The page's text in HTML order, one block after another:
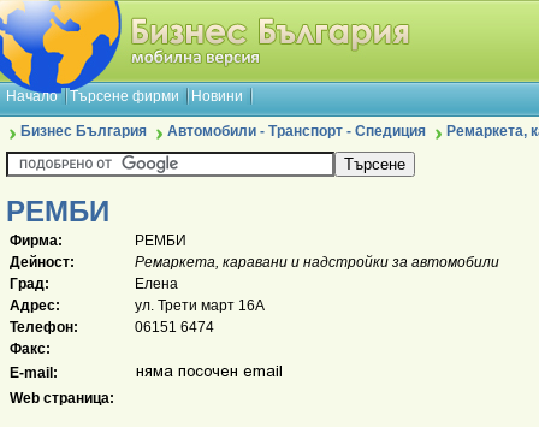
Начало Търсене фирми Новини
Бизнес България Автомобили - Транспорт - Спедиция Ремаркета,
РЕМБИ
Фирма:
РЕМБИ
Дейност:
Ремаркета, каравани и надстройки за автомобили
Град:
Елена
Адрес:
ул. Трети март 16А
Телефон:
06151 6474
Факс:
E-mail:
Web страница: